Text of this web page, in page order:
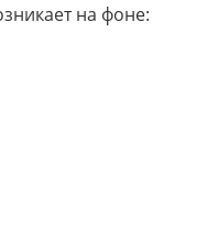
на фоне: